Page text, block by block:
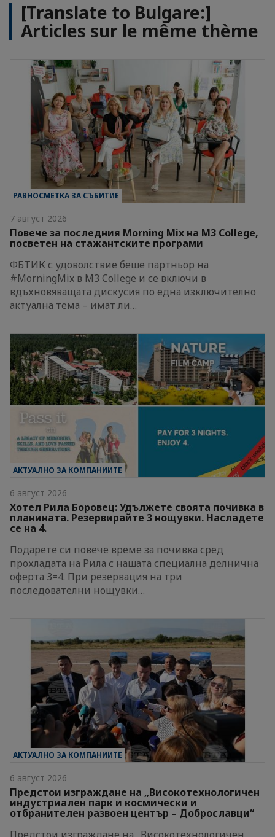
[Translate to Bulgare:]
Articles sur le même thème
РАВНОСМЕТКА ЗА СЪБИТИЕ
7 август 2026
Повече за последния Morning Mix на M3 College,
посветен на стажантските програми
ФБТИК с удоволствие беше партньор на
#MorningMix в M3 College и се включи в
вдъхновяващата дискусия по една изключително
актуална тема – имат ли…
АКТУАЛНО ЗА КОМПАНИИТЕ
6 август 2026
Хотел Рила Боровец: Удължете своята почивка в
планината. Резервирайте 3 нощувки. Насладете
се на 4.
Подарете си повече време за почивка сред
прохладата на Рила с нашата специална делнична
оферта 3=4. При резервация на три
последователни нощувки…
АКТУАЛНО ЗА КОМПАНИИТЕ
6 август 2026
Предстои изграждане на „Високотехнологичен
индустриален парк и космически и
отбранителен развоен център – Доброславци“